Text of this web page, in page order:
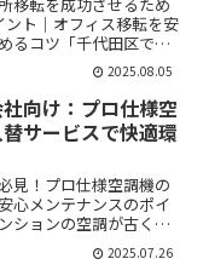
ント｜オフィス移転を安
るコツ「千代田区で事
移転を検討している
ばよいか分からな
続き、業者の選び方、
など不安がい...
2025.08.05
向け：プロ仕様空
サービスで快適環
見！プロ仕様空調機の
心メンテナンスのポイ
ションの空調が古くな
クレームや故障が増え
会社として、快適な空
2025.07.26